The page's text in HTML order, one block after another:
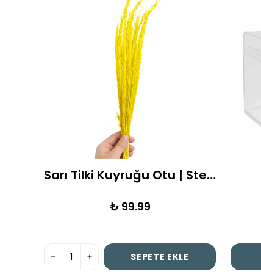
Sarı Tilki Kuyruğu Otu | Steria | Kuru Çiçek Demeti
₺ 99.99
SEPETE EKLE